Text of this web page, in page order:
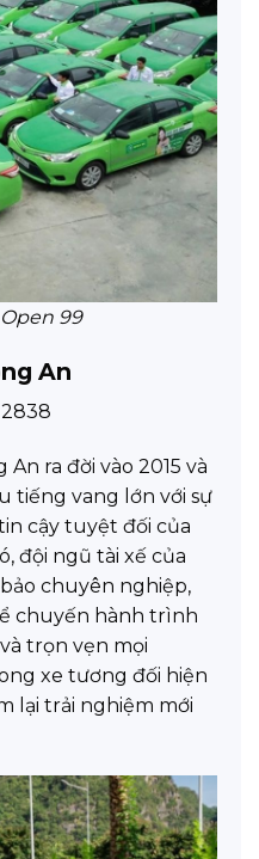
99
An
ra đời vào 2015 và
tiếng vang lớn với sự
cậy tuyệt đối của
đội ngũ tài xế của
chuyên nghiệp,
chuyến hành trình
trọn vẹn mọi
xe tương đối hiện
lại trải nghiệm mới